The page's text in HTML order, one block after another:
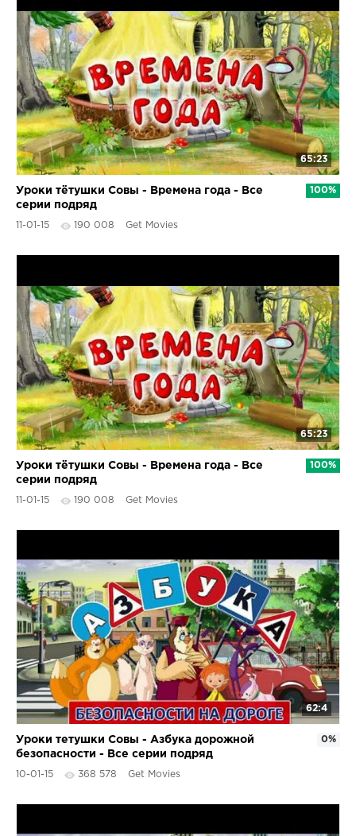
65:23
Уроки тётушки Совы - Времена года - Все
серии подряд
11-01-15 190 008 Get Movies
100%
65:23
Уроки тётушки Совы - Времена года - Все
серии подряд
11-01-15 190 008 Get Movies
100%
62:4
Уроки тетушки Совы - Азбука дорожной
безопасности - Все серии подряд
10-01-15 368 578 Get Movies
0%